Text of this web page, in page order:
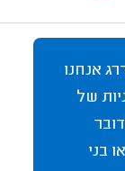
אנחנו
של
בני